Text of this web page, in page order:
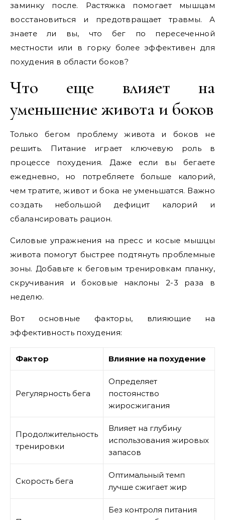
заминку после. Растяжка помогает мышцам
восстановиться и предотвращает травмы. А
знаете ли вы, что бег по пересеченной
местности или в горку более эффективен для
похудения в области боков?
Что еще влияет на
уменьшение живота и боков
Только бегом проблему живота и боков не
решить. Питание играет ключевую роль в
процессе похудения. Даже если вы бегаете
ежедневно, но потребляете больше калорий,
чем тратите, живот и бока не уменьшатся. Важно
создать небольшой дефицит калорий и
сбалансировать рацион.
Силовые упражнения на пресс и косые мышцы
живота помогут быстрее подтянуть проблемные
зоны. Добавьте к беговым тренировкам планку,
скручивания и боковые наклоны 2-3 раза в
неделю.
Вот основные факторы, влияющие на
эффективность похудения:
Фактор Влияние на похудение
Регулярность бега
Определяет
постоянство
жиросжигания
Продолжительность
тренировки
Влияет на глубину
использования жировых
запасов
Скорость бега
Оптимальный темп
лучше сжигает жир
Без контроля питания